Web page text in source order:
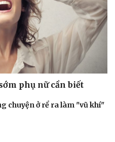
phụ nữ cần biết
chuyện ở rể ra làm "vũ khí"